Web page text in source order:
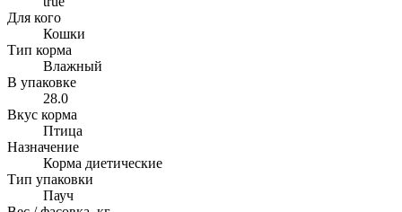
Для кого
Кошки
Тип корма
Влажный
В упаковке
28.0
Вкус корма
Птица
Назначение
Корма диетические
Тип упаковки
Пауч